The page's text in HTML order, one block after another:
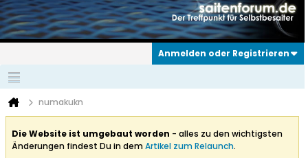
Anmelden oder Registrieren
numakukn
Die Website ist umgebaut worden - alles zu den wichtigsten
Änderungen findest Du in demArtikel zum Relaunch.